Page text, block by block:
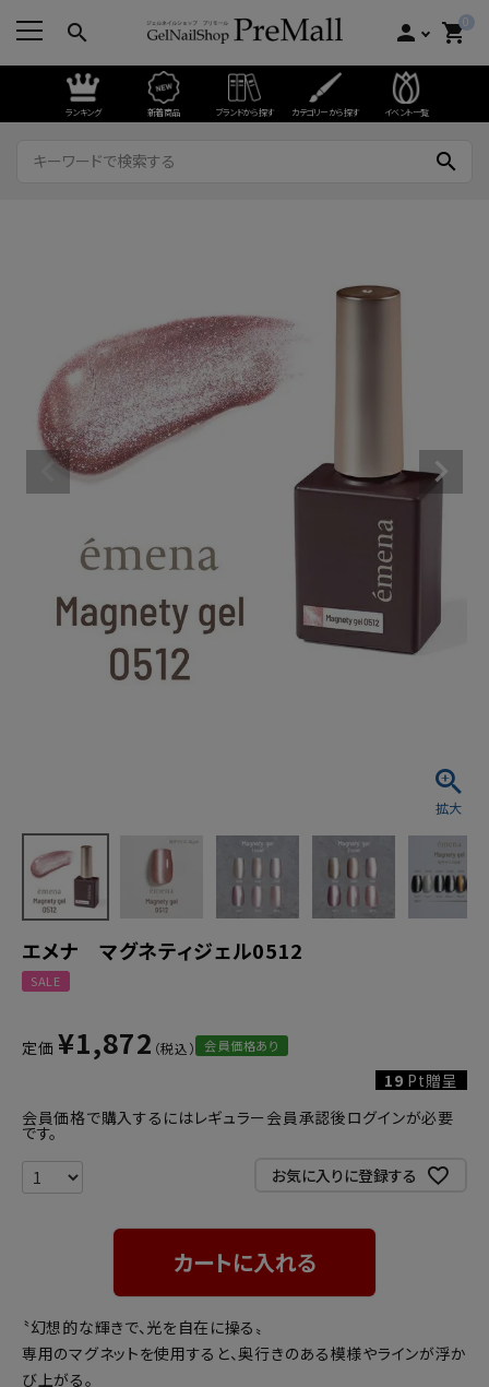
search person 0
shopping_cart
ランキング 新着商品 ブランドから探す カテゴリーから探す イベント一覧
search
エメナ マグネティジェル0512
SALE
定価 ¥1,872 会員価格あり
19 Pt贈呈
会員価格で購入するにはレギュラー会員承認後ログインが必要
です。
お気に入りに登録する
カートに入れる
〝幻想的な輝きで、光を自在に操る〟
専用のマグネットを使用すると、奥行きのある模様やラインが浮か
び上がる。